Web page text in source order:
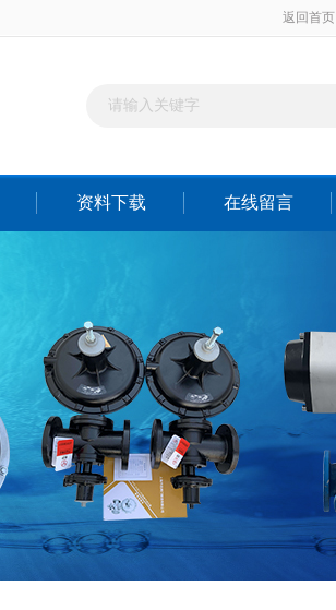
返回首页
资料下载 在线留言